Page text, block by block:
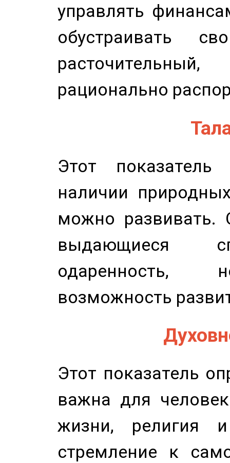
управлять
обустраивать
рационально
Этот показатель
наличии
можно развивать.
выдающиеся
одаренность,
возможность
Этот показатель
важна для
жизни, религия
стремление к